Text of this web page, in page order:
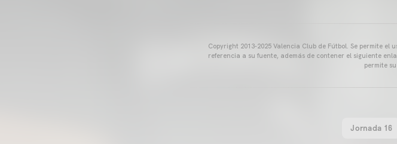
Copyright 2013-2025 Valencia Club de Fútbol. Se permite
referencia a su fuente, además de contener el siguiente
permite
Jornada 16